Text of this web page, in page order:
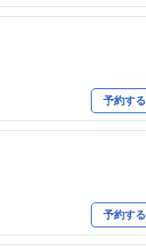
予約する
予約する